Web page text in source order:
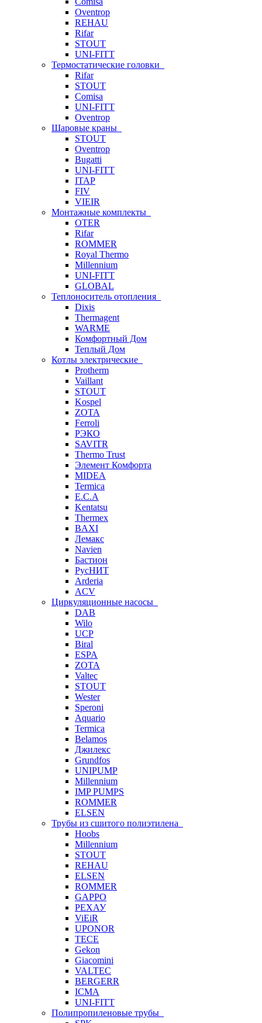
Oventrop
REHAU
Rifar
STOUT
UNI-FITT
Термостатические головки
Rifar
STOUT
Comisa
UNI-FITT
Oventrop
Шаровые краны
STOUT
Oventrop
Bugatti
UNI-FITT
ITAP
FIV
VIEIR
Монтажные комплекты
OTER
Rifar
ROMMER
Royal Thermo
Millennium
UNI-FITT
GLOBAL
Теплоноситель отопления
Dixis
Thermagent
WARME
Комфортный Дом
Теплый Дом
Котлы электрические
Protherm
Vaillant
STOUT
Kospel
ZOTA
Ferroli
РЭКО
SAVITR
Thermo Trust
Элемент Комфорта
MIDEA
Termica
E.C.A
Kentatsu
Thermex
BAXI
Лемакс
Navien
Бастион
РусНИТ
Arderia
ACV
Циркуляционные насосы
DAB
Wilo
UCP
Biral
ESPA
ZOTA
Valtec
STOUT
Wester
Speroni
Aquario
Termica
Belamos
Джилекс
Grundfos
UNIPUMP
Millennium
IMP PUMPS
ROMMER
ELSEN
Трубы из сшитого полиэтилена
Hoobs
Millennium
STOUT
REHAU
ELSEN
ROMMER
GAPPO
РЕХАУ
ViEiR
UPONOR
TECE
Gekon
Giacomini
VALTEC
BERGERR
ICMA
UNI-FITT
Полипропиленовые трубы